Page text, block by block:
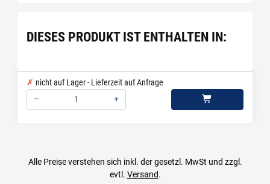
DIESES PRODUKT IST ENTHALTEN IN:
nicht auf Lager - Lieferzeit auf Anfrage
–
+
Alle Preise verstehen sich inkl. der gesetzl. MwSt und zzgl.
evtl. Versand.